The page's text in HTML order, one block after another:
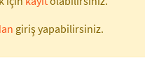
giriş yapabilirsiniz.